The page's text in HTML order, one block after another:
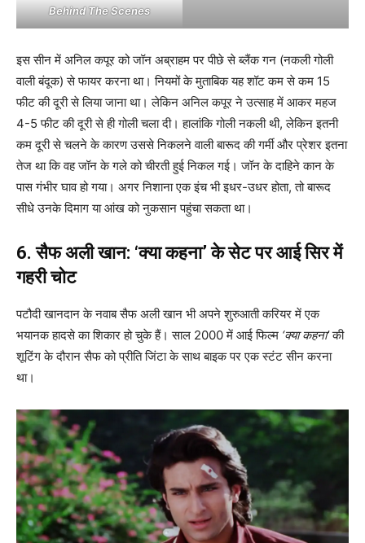
Behind The Scenes
इस सीन में अनिल कपूर को जॉन अब्राहम पर पीछे से ब्लैंक गन (नकली गोली
वाली बंदूक) से फायर करना था। नियमों के मुताबिक यह शॉट कम से कम 15
फीट की दूरी से लिया जाना था। लेकिन अनिल कपूर ने उत्साह में आकर महज
4-5 फीट की दूरी से ही गोली चला दी। हालांकि गोली नकली थी, लेकिन इतनी
कम दूरी से चलने के कारण उससे निकलने वाली बारूद की गर्मी और प्रेशर इतना
तेज था कि वह जॉन के गले को चीरती हुई निकल गई। जॉन के दाहिने कान के
पास गंभीर घाव हो गया। अगर निशाना एक इंच भी इधर-उधर होता, तो बारूद
सीधे उनके दिमाग या आंख को नुकसान पहुंचा सकता था।
6. सैफ अली खान: ‘क्या कहना’ के सेट पर आई सिर में
गहरी चोट
पटौदी खानदान के नवाब सैफ अली खान भी अपने शुरुआती करियर में एक
भयानक हादसे का शिकार हो चुके हैं। साल 2000 में आई फिल्म ‘क्या कहना’की
शूटिंग के दौरान सैफ को प्रीति जिंटा के साथ बाइक पर एक स्टंट सीन करना
था।